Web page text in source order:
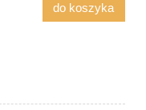
do koszyka